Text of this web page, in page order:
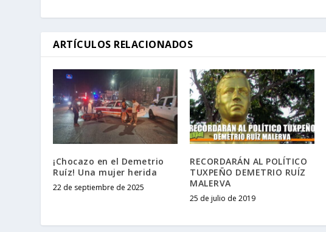
ARTÍCULOS RELACIONADOS
¡Chocazo en el Demetrio
Ruíz! Una mujer herida
22 de septiembre de 2025
RECORDARÁN AL POLÍTICO
TUXPEÑO DEMETRIO RUÍZ
MALERVA
25 de julio de 2019